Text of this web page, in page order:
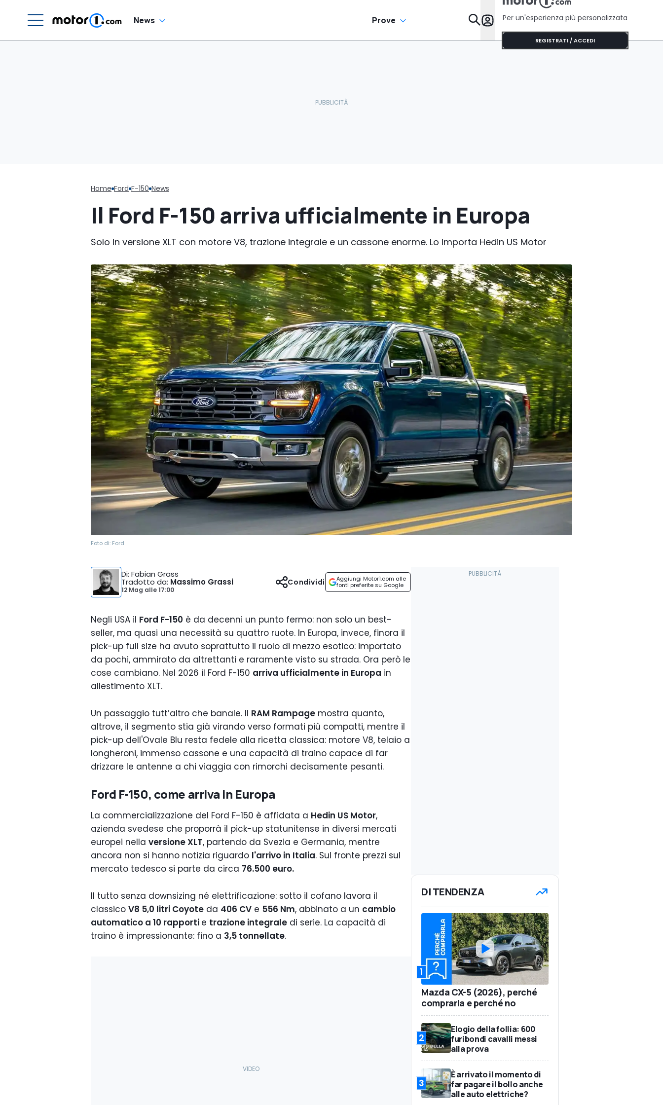
News Prove Da Sapere
Per un'esperienza più personalizzata
REGISTRATI / ACCEDI
Home Ford F-150 News
Il Ford F-150 arriva ufficialmente in Europa
Solo in versione XLT con motore V8, trazione integrale e un cassone enorme. Lo importa Hedin US Motor
Foto di: Ford
Di: Fabian Grass
Tradotto da: Massimo Grassi
12 Mag alle17:00
Aggiungi Motor1.com alle
fonti preferite su Google
Condividi
Negli USA il Ford F-150 è da decenni un punto fermo: non solo un best-
seller, ma quasi una necessità su quattro ruote. In Europa, invece, finora il
pick-up full size ha avuto soprattutto il ruolo di mezzo esotico: importato
da pochi, ammirato da altrettanti e raramente visto su strada. Ora però le
cose cambiano. Nel 2026 il Ford F-150 arriva ufficialmente in Europa in
allestimento XLT.
Un passaggio tutt’altro che banale. Il RAM Rampage mostra quanto,
altrove, il segmento stia già virando verso formati più compatti, mentre il
pick-up dell'Ovale Blu resta fedele alla ricetta classica: motore V8, telaio a
longheroni, immenso cassone e una capacità di traino capace di far
drizzare le antenne a chi viaggia con rimorchi decisamente pesanti.
Ford F-150, come arriva in Europa
La commercializzazione del Ford F-150 è affidata a Hedin US Motor,
azienda svedese che proporrà il pick-up statunitense in diversi mercati
europei nella versione XLT, partendo da Svezia e Germania, mentre
ancora non si hanno notizia riguardo l'arrivo in Italia. Sul fronte prezzi sul
mercato tedesco si parte da circa 76.500 euro.
Il tutto senza downsizing né elettrificazione: sotto il cofano lavora il
classico V8 5,0 litri Coyote da 406 CV e 556 Nm, abbinato a un cambio
automatico a 10 rapporti e trazione integrale di serie. La capacità di
traino è impressionante: fino a 3,5 tonnellate.
DI TENDENZA
1
Mazda CX-5 (2026), perché
comprarla e perché no
2
Elogio della follia: 600
furibondi cavalli messi
alla prova
3
È arrivato il momento di
far pagare il bollo anche
alle auto elettriche?